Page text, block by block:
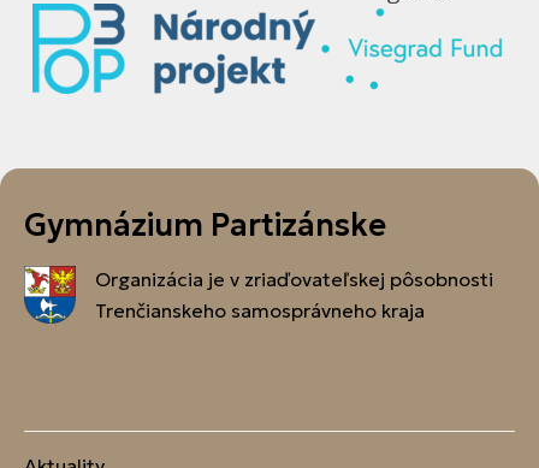
Gymnázium Partizánske
Organizácia je v zriaďovateľskej pôsobnosti
Trenčianskeho samosprávneho kraja